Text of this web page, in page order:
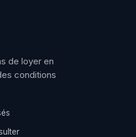
de loyer en
conditions